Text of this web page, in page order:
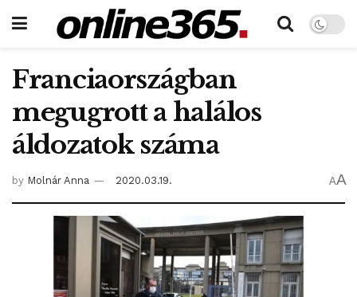
Franciaországban
megugrott a halálos
áldozatok száma
by Molnár Anna 2020.03.19. AA